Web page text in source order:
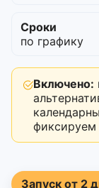
Сроки
по графику
Включено:
фиксируем
Запуск от 2